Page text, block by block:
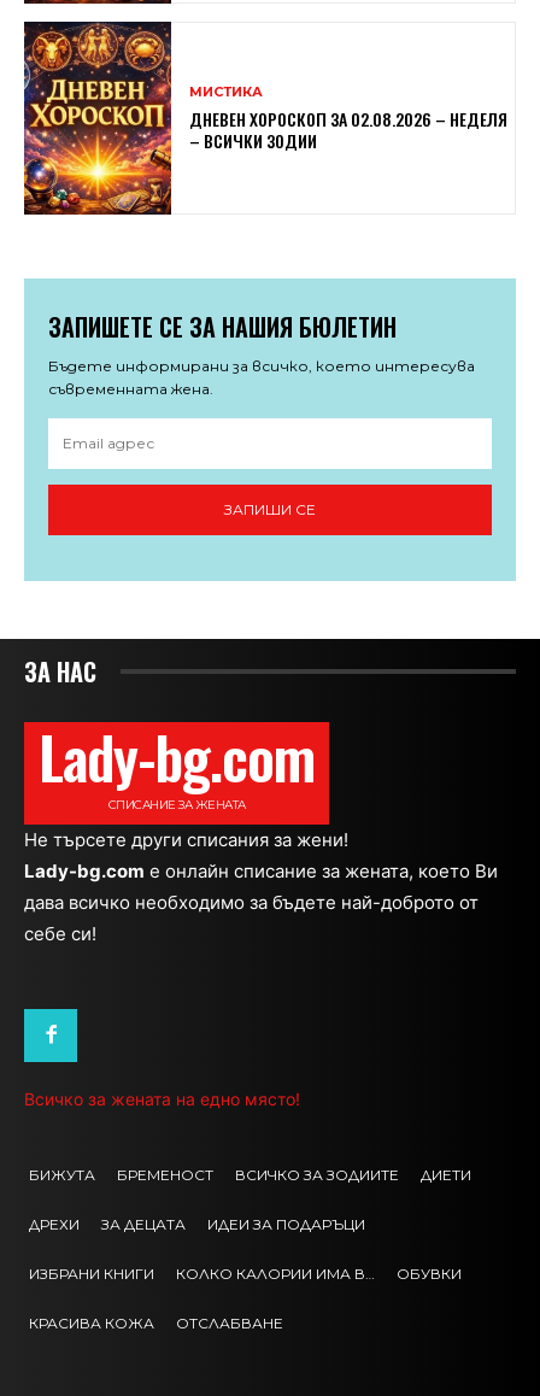
МИСТИКА
ДНЕВЕН ХОРОСКОП ЗА 02.08.2026 – НЕДЕЛЯ
– ВСИЧКИ ЗОДИИ
ЗАПИШЕТЕ СЕ ЗА НАШИЯ БЮЛЕТИН
Бъдете информирани за всичко, което интересува
съвременната жена.
ЗАПИШИ СЕ
ЗА НАС
Lady-bg.com
СПИСАНИЕ ЗА ЖЕНАТА
Не търсете други списания за жени!
Lady-bg.com e онлайн списание за жената, което Ви
дава всичко необходимо за бъдете най-доброто от
себе си!
Всичко за жената на едно място!
БИЖУТА БРЕМЕНОСТ ВСИЧКО ЗА ЗОДИИТЕ ДИЕТИ
ДРЕХИ ЗА ДЕЦАТА ИДЕИ ЗА ПОДАРЪЦИ
ИЗБРАНИ КНИГИ КОЛКО КАЛОРИИ ИМА В… ОБУВКИ
КРАСИВА КОЖА ОТСЛАБВАНЕ